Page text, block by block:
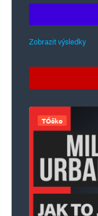
Zobrazit výsledky
TÓčko